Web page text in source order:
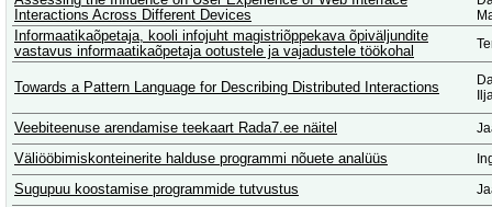
Interactions Across Different Devices
Informaatikaõpetaja, kooli infojuht magistriõppekava õpiväljundite
vastavus informaatikaõpetaja ootustele ja vajadustele töökohal
Towards a Pattern Language for Describing Distributed Interactions
Veebiteenuse arendamise teekaart Rada7.ee näitel
Väliööbimiskonteinerite halduse programmi nõuete analüüs
Sugupuu koostamise programmide tutvustus